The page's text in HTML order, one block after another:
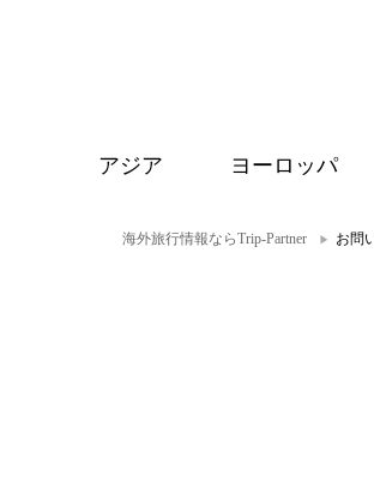
アジア ヨーロッパ
海外旅行情報ならTrip-Partner お問